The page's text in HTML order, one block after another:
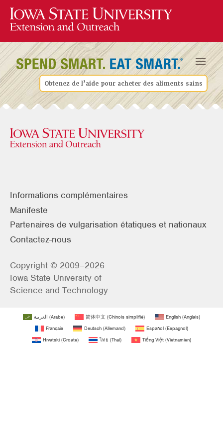
Obtenez de l’aide pour acheter des aliments sains
Informations complémentaires
Manifeste
Partenaires de vulgarisation étatiques et nationaux
Contactez-nous
Copyright © 2009–2026
Iowa State University of
Science and Technology
العربية (Arabe) 简体中文 (Chinois simplifié) English (Anglais)
Français
Deutsch (Allemand) Español (Espagnol)
Hrvatski (Croate) ไทย (Thaï) Tiếng Việt (Vietnamien)